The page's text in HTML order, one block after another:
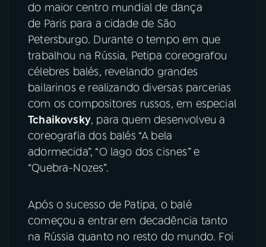
do maior centro mundial de dança
de Paris para a cidade de São
Petersburgo. Durante o tempo em que
trabalhou na Rússia, Petipa coreografou
célebres balés, revelando grandes
bailarinos e realizando diversas parcerias
com os compositores russos, em especial
Tchaikovsky, para quem desenvolveu a
coreografia dos balés “A bela
adormecida”, “O lago dos cisnes” e
“Quebra-Nozes”.
Após o sucesso de Patipa, o balé
começou a entrar em decadência tanto
na Rússia quanto no resto do mundo. Foi